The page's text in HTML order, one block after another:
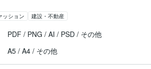
ッション 建設・不動産
PDF / PNG / AI / PSD / その他
A5 / A4 / その他